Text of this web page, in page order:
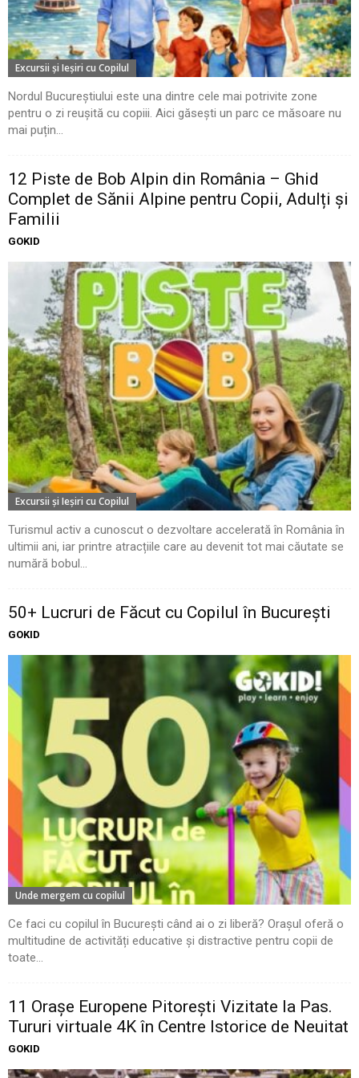
Excursii şi Ieşiri cu Copilul
Nordul Bucureștiului este una dintre cele mai potrivite zone
pentru o zi reușită cu copiii. Aici găsești un parc ce măsoare nu
mai puțin...
12 Piste de Bob Alpin din România – Ghid
Complet de Sănii Alpine pentru Copii, Adulți și
Familii
GOKID
Excursii şi Ieşiri cu Copilul
Turismul activ a cunoscut o dezvoltare accelerată în România în
ultimii ani, iar printre atracțiile care au devenit tot mai căutate se
numără bobul...
50+ Lucruri de Făcut cu Copilul în București
GOKID
Unde mergem cu copilul
Ce faci cu copilul în București când ai o zi liberă? Orașul oferă o
multitudine de activități educative și distractive pentru copii de
toate...
11 Oraşe Europene Pitoreşti Vizitate la Pas.
Tururi virtuale 4K în Centre Istorice de Neuitat
GOKID